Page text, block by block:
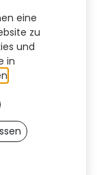
eine
zu
und
in